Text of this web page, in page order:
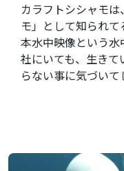
カラフトシシャモ
モ」として知られ
本水中映像という
社にいても、生き
らない事に気づいて